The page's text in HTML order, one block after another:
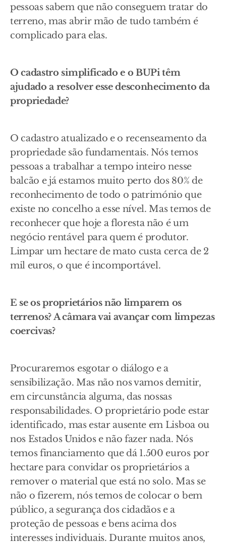
pessoas sabem que não conseguem tratar do
terreno, mas abrir mão de tudo também é
complicado para elas.
O cadastro simplificado e o BUPi têm
ajudado a resolver esse desconhecimento da
propriedade?
O cadastro atualizado e o recenseamento da
propriedade são fundamentais. Nós temos
pessoas a trabalhar a tempo inteiro nesse
balcão e já estamos muito perto dos 80% de
reconhecimento de todo o património que
existe no concelho a esse nível. Mas temos de
reconhecer que hoje a floresta não é um
negócio rentável para quem é produtor.
Limpar um hectare de mato custa cerca de 2
mil euros, o que é incomportável.
E se os proprietários não limparem os
terrenos? A câmara vai avançar com limpezas
coercivas?
Procuraremos esgotar o diálogo e a
sensibilização. Mas não nos vamos demitir,
em circunstância alguma, das nossas
responsabilidades. O proprietário pode estar
identificado, mas estar ausente em Lisboa ou
nos Estados Unidos e não fazer nada. Nós
temos financiamento que dá 1.500 euros por
hectare para convidar os proprietários a
remover o material que está no solo. Mas se
não o fizerem, nós temos de colocar o bem
público, a segurança dos cidadãos e a
proteção de pessoas e bens acima dos
interesses individuais. Durante muitos anos,